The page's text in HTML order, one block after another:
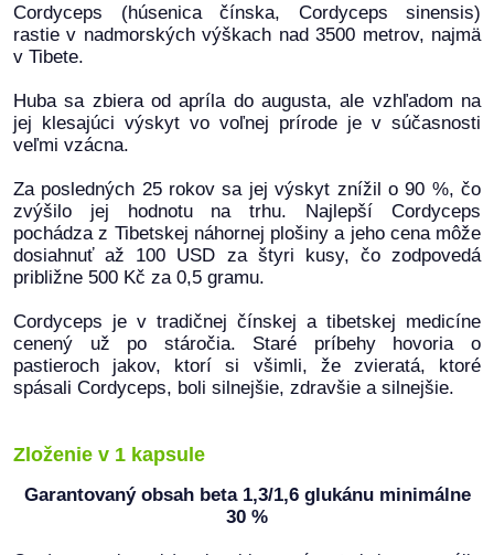
Cordyceps (húsenica čínska, Cordyceps sinensis)
rastie v nadmorských výškach nad 3500 metrov, najmä
v Tibete.
Huba sa zbiera od apríla do augusta, ale vzhľadom na
jej klesajúci výskyt vo voľnej prírode je v súčasnosti
veľmi vzácna.
Za posledných 25 rokov sa jej výskyt znížil o 90 %, čo
zvýšilo jej hodnotu na trhu. Najlepší Cordyceps
pochádza z Tibetskej náhornej plošiny a jeho cena môže
dosiahnuť až 100 USD za štyri kusy, čo zodpovedá
približne 500 Kč za 0,5 gramu.
Cordyceps je v tradičnej čínskej a tibetskej medicíne
cenený už po stáročia. Staré príbehy hovoria o
pastieroch jakov, ktorí si všimli, že zvieratá, ktoré
spásali Cordyceps, boli silnejšie, zdravšie a silnejšie.
Zloženie v 1 kapsule
Garantovaný obsah beta 1,3/1,6 glukánu minimálne
30 %